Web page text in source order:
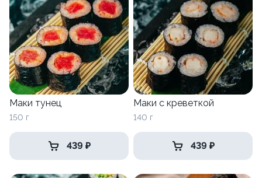
Маки тунец
150 г
439 ₽
Маки с креветкой
140 г
439 ₽